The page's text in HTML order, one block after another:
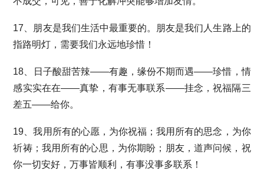
17、朋友是我们生活中最重要的。朋友是我们人生路上的
指路明灯，需要我们永远地珍惜！
18、日子酸甜苦辣——有趣，缘份不期而遇——珍惜，情
感实实在在——真挚，有事无事联系——挂念，祝福隔三
差五——给你。
19、我用所有的心愿，为你祝福；我用所有的思念，为你
祈祷；我用所有的心思，为你期盼；朋友，道声问候，祝
你一切安好，万事皆顺利，有事没事多联系！